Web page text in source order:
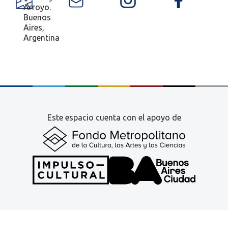
Arroyo.
Buenos
Aires,
Argentina
Este espacio cuenta con el apoyo de